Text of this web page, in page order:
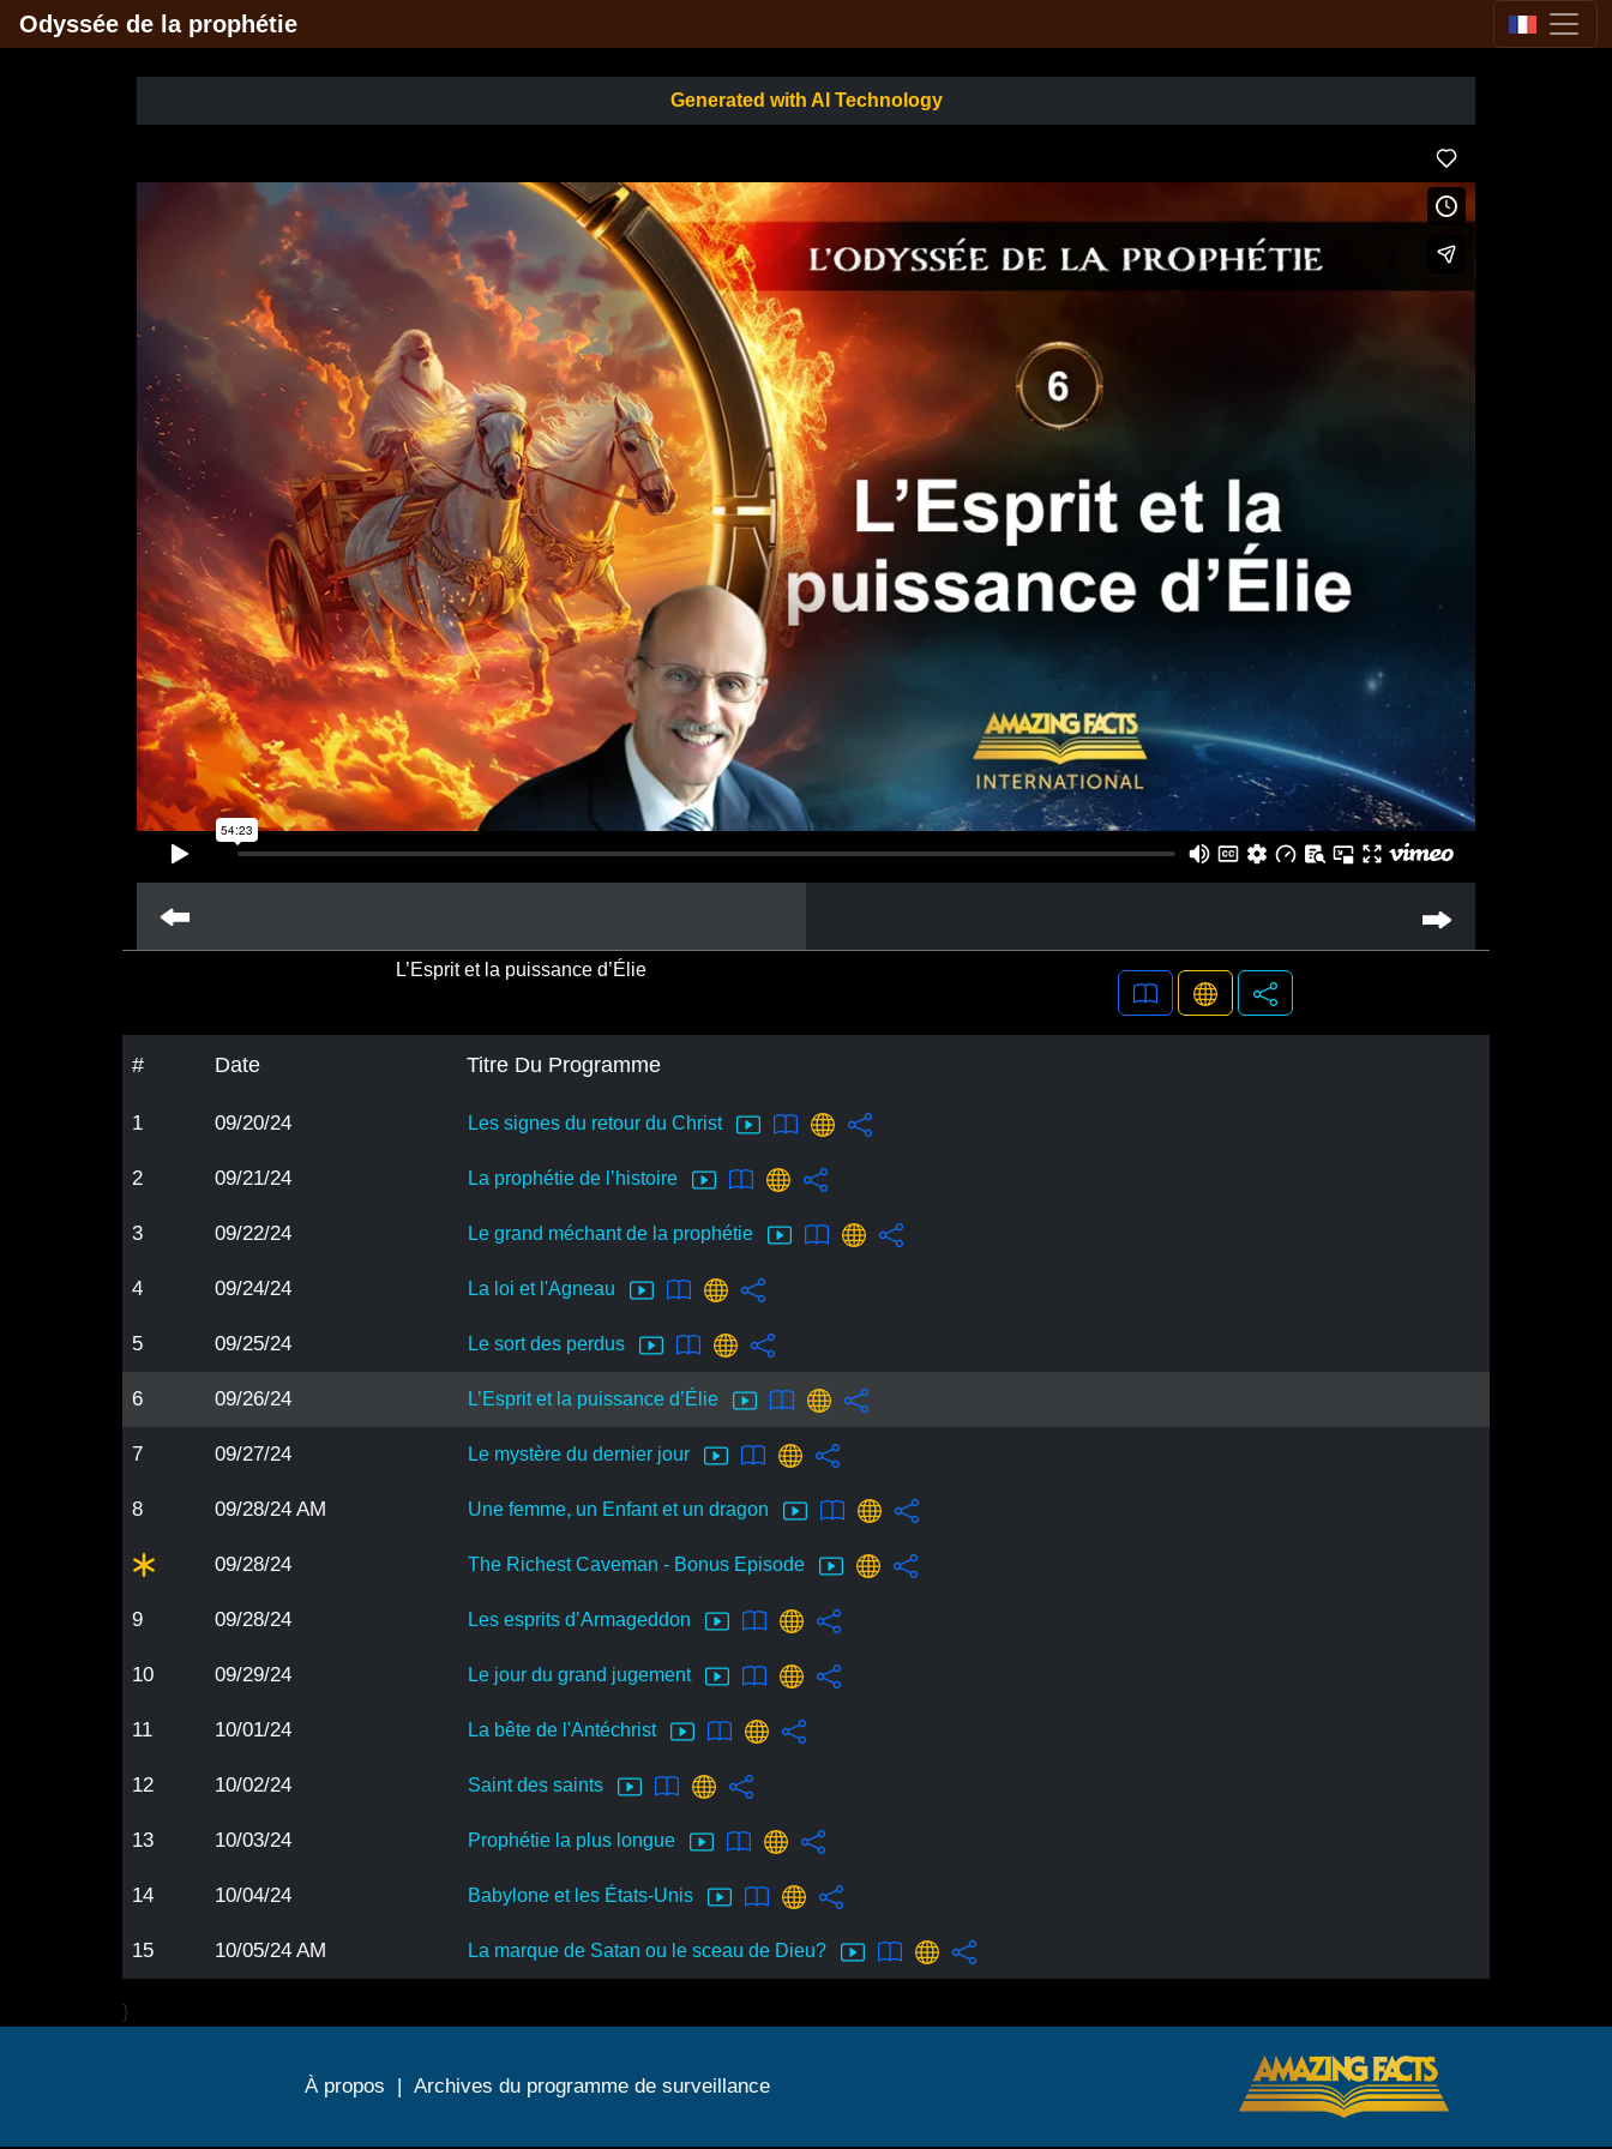
Odyssée de la prophétie
Generated with AI Technology
L’Esprit et la puissance d’Élie
# Date Titre Du Programme
1 09/20/24 Les signes du retour du Christ
2 09/21/24 La prophétie de l’histoire
3 09/22/24 Le grand méchant de la prophétie
4 09/24/24 La loi et l'Agneau
5 09/25/24 Le sort des perdus
6 09/26/24 L’Esprit et la puissance d’Élie
7 09/27/24 Le mystère du dernier jour
8 09/28/24 AM Une femme, un Enfant et un dragon
09/28/24 The Richest Caveman - Bonus Episode
9 09/28/24 Les esprits d’Armageddon
10 09/29/24 Le jour du grand jugement
11 10/01/24 La bête de l'Antéchrist
12 10/02/24 Saint des saints
13 10/03/24 Prophétie la plus longue
14 10/04/24 Babylone et les États-Unis
15 10/05/24 AM La marque de Satan ou le sceau de Dieu?
}
À propos | Archives du programme de surveillance